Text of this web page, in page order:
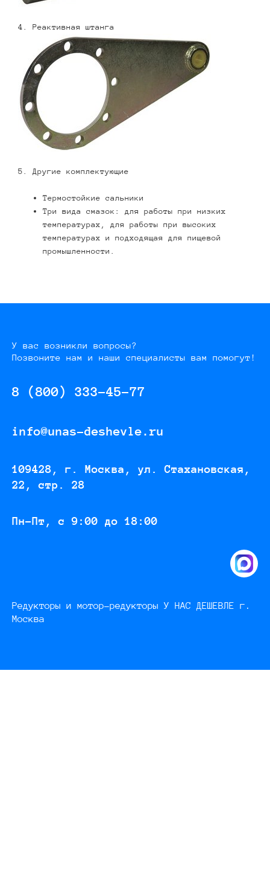
4. Реактивная штанга
5. Другие комплектующие
Термостойкие сальники
Три вида смазок: для работы при низких
температурах, для работы при высоких
температурах и подходящая для пищевой
промышленности.
У вас возникли вопросы?
Позвоните нам и наши специалисты вам помогут!
8 (800) 333-45-77
info@unas-deshevle.ru
109428, г. Москва, ул. Стахановская,
22, стр. 28
Пн-Пт, с 9:00 до 18:00
Редукторы и мотор-редукторы У НАС ДЕШЕВЛЕ г.
Москва